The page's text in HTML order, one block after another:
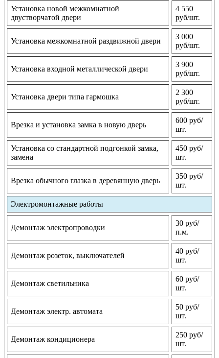
Установка новой межкомнатной
двустворчатой двери
4 550
руб/шт.
Установка межкомнатной раздвижной двери
3 000
руб/шт.
Установка входной металлической двери
3 900
руб/шт.
Установка двери типа гармошка
2 300
руб/шт.
Врезка и установка замка в новую дверь
600 руб/
шт.
Установка со стандартной подгонкой замка,
замена
450 руб/
шт.
Врезка обычного глазка в деревянную дверь
350 руб/
шт.
Электромонтажные работы
Демонтаж электропроводки
30 руб/
п.м.
Демонтаж розеток, выключателей
40 руб/
шт.
Демонтаж светильника
60 руб/
шт.
Демонтаж электр. автомата
50 руб/
шт.
Демонтаж кондиционера
250 руб/
шт.